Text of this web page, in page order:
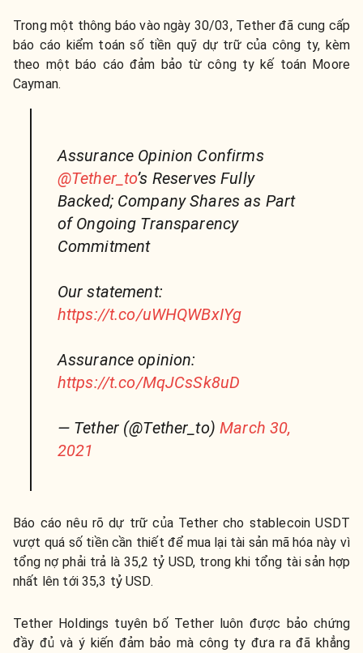
Trong một thông báo vào ngày 30/03, Tether đã cung cấp
báo cáo kiểm toán số tiền quỹ dự trữ của công ty, kèm
theo một báo cáo đảm bảo từ công ty kế toán Moore
Cayman.
Assurance Opinion Confirms
@Tether_to’s Reserves Fully
Backed; Company Shares as Part
of Ongoing Transparency
Commitment
Our statement:
https://t.co/uWHQWBxIYg
Assurance opinion:
https://t.co/MqJCsSk8uD
— Tether (@Tether_to)March 30,
2021
Báo cáo nêu rõ dự trữ của Tether cho stablecoin USDT
vượt quá số tiền cần thiết để mua lại tài sản mã hóa này vì
tổng nợ phải trả là 35,2 tỷ USD, trong khi tổng tài sản hợp
nhất lên tới 35,3 tỷ USD.
Tether Holdings tuyên bố Tether luôn được bảo chứng
đầy đủ và ý kiến ​​đảm bảo mà công ty đưa ra đã khẳng